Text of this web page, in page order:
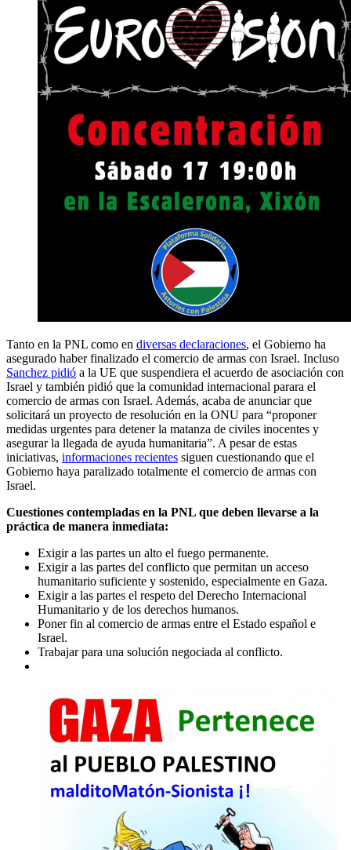
Tanto en la PNL como en diversas declaraciones, el Gobierno ha
asegurado haber finalizado el comercio de armas con Israel. Incluso
Sanchez pidió a la UE que suspendiera el acuerdo de asociación con
Israel y también pidió que la comunidad internacional parara el
comercio de armas con Israel. Además, acaba de anunciar que
solicitará un proyecto de resolución en la ONU para “proponer
medidas urgentes para detener la matanza de civiles inocentes y
asegurar la llegada de ayuda humanitaria”. A pesar de estas
iniciativas, informaciones recientes siguen cuestionando que el
Gobierno haya paralizado totalmente el comercio de armas con
Israel.
Cuestiones contempladas en la PNL que deben llevarse a la
práctica de manera inmediata:
Exigir a las partes un alto el fuego permanente.
Exigir a las partes del conflicto que permitan un acceso
humanitario suficiente y sostenido, especialmente en Gaza.
Exigir a las partes el respeto del Derecho Internacional
Humanitario y de los derechos humanos.
Poner fin al comercio de armas entre el Estado español e
Israel.
Trabajar para una solución negociada al conflicto.